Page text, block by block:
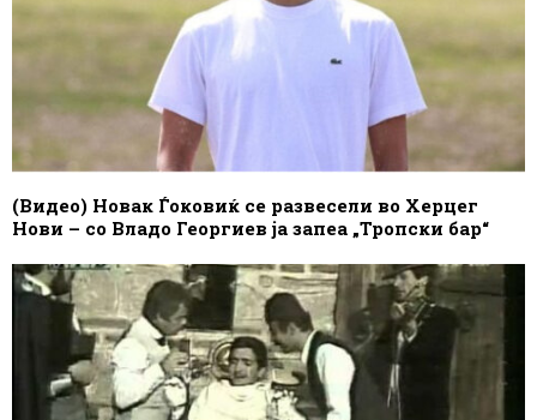
(Видео) Новак Ѓоковиќ се развесели во Херцег
Нови – со Владо Георгиев ја запеа „Тропски бар“